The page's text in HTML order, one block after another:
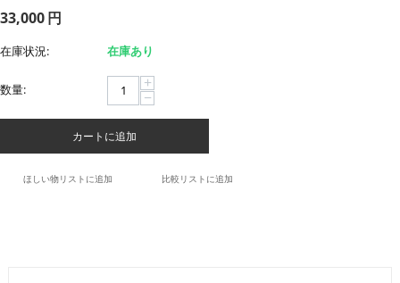
33,000円
在庫状況: 在庫あり
数量: +
−
カートに追加
ほしい物リストに追加 比較リストに追加